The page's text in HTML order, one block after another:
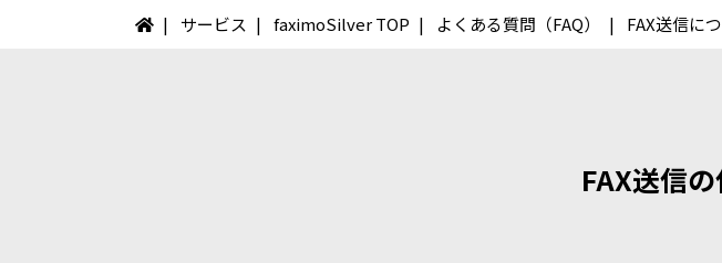
サービス faximoSilver TOP よくある質問（FAQ） FAX送信に
FAX送信